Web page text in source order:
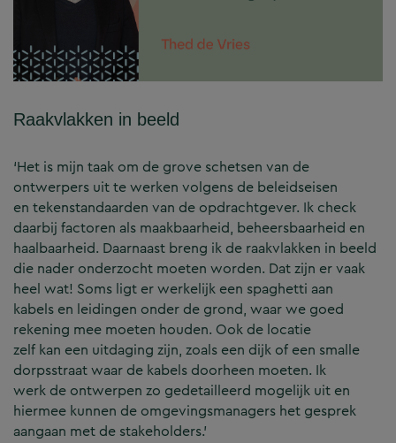
Raakvlakken in beeld
‘Het is mijn taak om de grove schetsen van de
ontwerpers uit te werken volgens de beleidseisen
en tekenstandaarden van de opdrachtgever. Ik check
daarbij factoren als maakbaarheid, beheersbaarheid en
haalbaarheid. Daarnaast breng ik de raakvlakken in beeld
die nader onderzocht moeten worden. Dat zijn er vaak
heel wat! Soms ligt er werkelijk een spaghetti aan
kabels en leidingen onder de grond, waar we goed
rekening mee moeten houden. Ook de locatie
zelf kan een uitdaging zijn, zoals een dijk of een smalle
dorpsstraat waar de kabels doorheen moeten. Ik
werk de ontwerpen zo gedetailleerd mogelijk uit en
hiermee kunnen de omgevingsmanagers het gesprek
aangaan met de stakeholders.’